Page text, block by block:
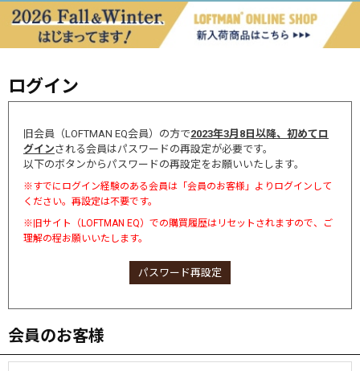
ログイン
旧会員（LOFTMAN EQ会員）の方で2023年3月8日以降、初めてロ
グインされる会員はパスワードの再設定が必要です。
以下のボタンからパスワードの再設定をお願いいたします。
※すでにログイン経験のある会員は「会員のお客様」よりログインして
ください。再設定は不要です。
※旧サイト（LOFTMAN EQ）での購買履歴はリセットされますので、ご
理解の程お願いいたします。
パスワード再設定
会員のお客様